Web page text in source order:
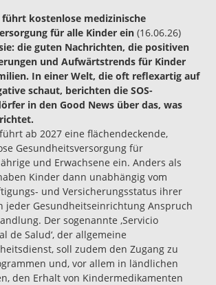
kostenlose medizinische
für alle Kinder ein (16.06.26)
die guten Nachrichten, die positiven
und Aufwärtstrends für Kinder
In einer Welt, die oft reflexartig auf
schaut, berichten die SOS-
in den Good News über das, was
ab 2027 eine flächendeckende,
Gesundheitsversorgung für
und Erwachsene ein. Anders als
Kinder dann unabhängig vom
und Versicherungsstatus ihrer
jeder Gesundheitseinrichtung Anspruch
Der sogenannte ,Servicio
de Salud‘, der allgemeine
soll zudem den Zugang zu
und, vor allem in ländlichen
den Erhalt von Kindermedikamenten